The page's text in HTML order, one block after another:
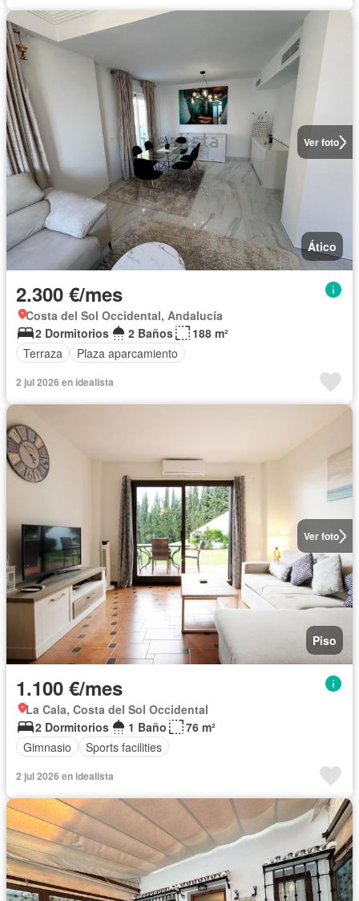
Ver foto
Ático
2.300 €/mes
Costa del Sol Occidental, Andalucía
2 Dormitorios
2 Baños
188 m²
Terraza
Plaza aparcamiento
2 jul 2026 en idealista
Ver foto
Piso
1.100 €/mes
La Cala, Costa del Sol Occidental
2 Dormitorios
1 Baño
76 m²
Gimnasio
Sports facilities
2 jul 2026 en idealista